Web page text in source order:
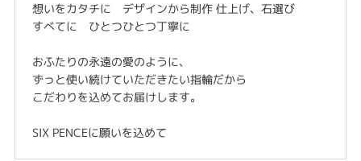
想いをカタチに デザインから制作 仕上げ、石選び
すべてに ひとつひとつ丁寧に
おふたりの永遠の愛のように、
ずっと使い続けていただきたい指輪だから
こだわりを込めてお届けします。
SIX PENCEに願いを込めて